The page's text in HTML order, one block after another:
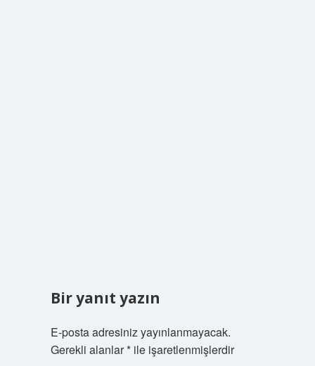
Bir yanıt yazın
E-posta adresiniz yayınlanmayacak.
Gerekli alanlar*ile işaretlenmişlerdir